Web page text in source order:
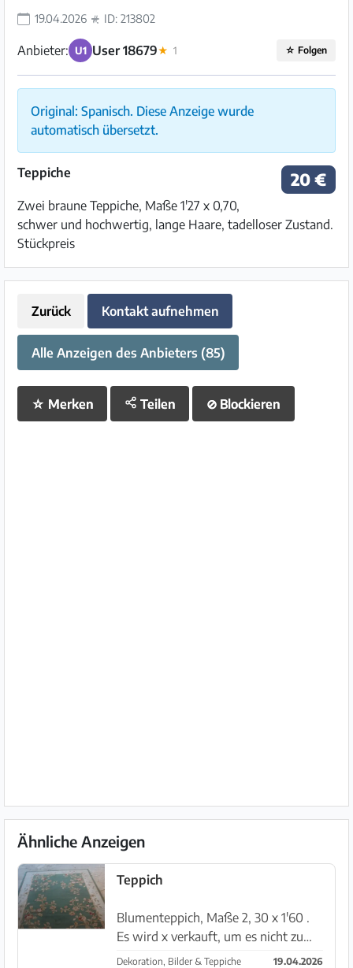
19.04.2026 ID: 213802
Anbieter: U1 User 18679★ 1 ☆ Folgen
Original: Spanisch. Diese Anzeige wurde
automatisch übersetzt.
20 €
Teppiche
Zwei braune Teppiche, Maße 1'27 x 0,70,
schwer und hochwertig, lange Haare, tadelloser Zustand.
Stückpreis
Zurück Kontakt aufnehmen
Alle Anzeigen des Anbieters (85)
☆ Merken Teilen ⊘ Blockieren
Ähnliche Anzeigen
Teppich
Blumenteppich, Maße 2, 30 x 1'60 .
Es wird x verkauft, um es nicht zu
verwenden. In Felanitx
Dekoration, Bilder & Teppiche 19.04.2026